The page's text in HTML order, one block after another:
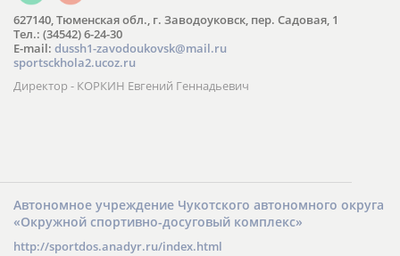
627140, Тюменская обл., г. Заводоуковск, пер. Садовая, 1
Тел.: (34542) 6-24-30
​E-mail: dussh1-zavodoukovsk@mail.ru
sportsckhola2.ucoz.ru
Директор - КОРКИН Евгений Геннадьевич
Автономное учреждение Чукотского автономного округа
«Окружной спортивно-досуговый комплекс»
http://sportdos.anadyr.ru/index.html